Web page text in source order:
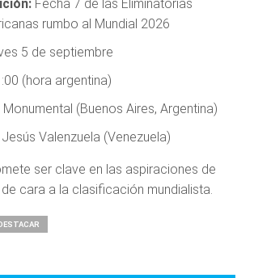
Fecha 7 de las Eliminatorias
rumbo al Mundial 2026
5 de septiembre
(hora argentina)
Monumental (Buenos Aires, Argentina)
Valenzuela (Venezuela)
ser clave en las aspiraciones de
cara a la clasificación mundialista.